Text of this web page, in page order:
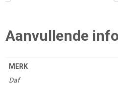
Aanvullende
MERK
Daf